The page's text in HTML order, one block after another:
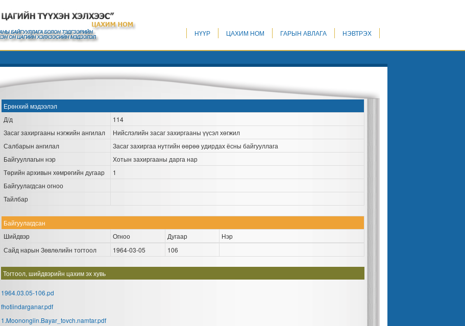
НҮҮР ЦАХИМ НОМ ГАРЫН АВЛАГА НЭВТРЭХ
Ерөнхий мэдээлэл
Д/д
114
Засаг захиргааны нэгжийн ангилал
Нийслэлийн засаг захиргааны үүсэл хөгжил
Салбарын ангилал
Засаг захиргаа нутгийн өөрөө удирдах ёсны байгууллага
Байгууллагын нэр
Хотын захиргааны дарга нар
Төрийн архивын хөмрөгийн дугаар
1
Байгуулагдсан огноо
Тайлбар
Байгуулагдсан
Шийдвэр
Огноо Дугаар
Нэр
Сайд нарын Зөвлөлийн тогтоол
1964-03-05 106
Тогтоол, шийдвэрийн цахим эх хувь
1964.03.05-106.pd
fhotiindarganar.pdf
1.Moonongiin.Bayar_tovch.namtar.pdf